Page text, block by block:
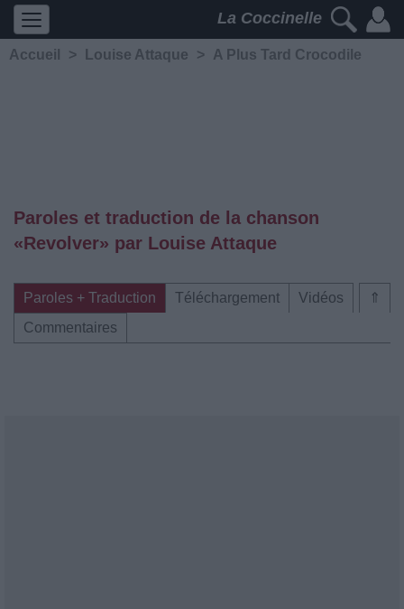
La Coccinelle
Accueil > Louise Attaque > A Plus Tard Crocodile
Paroles et traduction de la chanson
«Revolver» par Louise Attaque
⇑
Paroles + Traduction Téléchargement
Vidéos
Commentaires